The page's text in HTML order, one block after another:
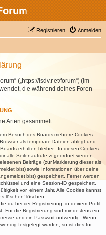
Anmelden
Registrieren
(„https://isdv.net/forum“) (im
die während deines Foren-
Arten gesammelt:
Besuch des Boards mehrere Cookies.
als temporäre Dateien ablegt und
erhalten bleiben. In diesen Cookies
alle Seitenaufrufe zugeordnet werden
Beiträge (zur Markierung dieser als
bist) sowie Informationen über deine
bist) gespeichert. Ferner werden
und eine Session-ID gespeichert.
von einem Jahr. Alle Cookies kannst
löschen“ löschen.
du bei der Registrierung, in deinem Profil
Für die Registrierung sind mindestens ein
und ein Passwort notwendig. Wenn
festgelegt wurden, so ist dies für